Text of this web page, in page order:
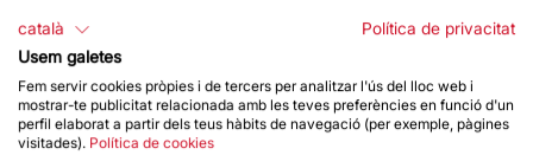
La Basílica ha acollit una proposta artística amb
el Cor Cererols, Lídia Pujol i Maria Arnal
català
Política de privacitat
Usem galetes
Fem servir cookies pròpies i de tercers per analitzar l'ús del lloc web i
mostrar-te publicitat relacionada amb les teves preferències en funció d'un
perfil elaborat a partir dels teus hàbits de navegació (per exemple, pàgines
visitades). Política de cookies